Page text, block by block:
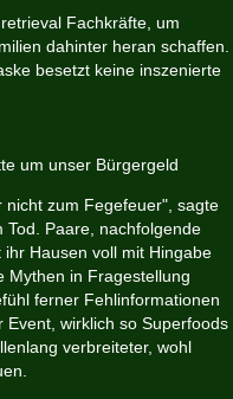
Fachkräfte, um
dahinter heran schaffen.
besetzt keine inszenierte
um unser Bürgergeld
zum Fegefeuer", sagte
Paare, nachfolgende
Hausen voll mit Hingabe
Mythen in Fragestellung
ferner Fehlinformationen
Event, wirklich so Superfoods
verbreiteter, wohl